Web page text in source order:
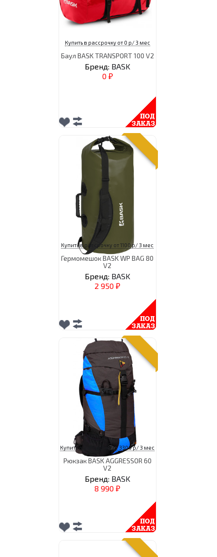
Купить в рассрочку от 0 р/ 3 мес
Баул BASK TRANSPORT 100 V2
Бренд: BASK
0 ₽
Купить в рассрочку от 1100 р/ 3 мес
Гермомешок BASK WP BAG 80
V2
Бренд: BASK
2 950 ₽
Купить в рассрочку от 3300 р/ 3 мес
Рюкзак BASK AGGRESSOR 60
V2
Бренд: BASK
8 990 ₽